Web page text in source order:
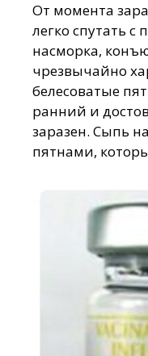
От момента
легко спутать
насморка,
чрезвычайно
белесоватые
ранний и
заразен. Сыпь
пятнами,